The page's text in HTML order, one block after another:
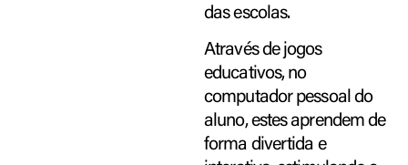
das escolas.
Através de jogos
educativos, no
computador pessoal do
aluno, estes aprendem de
forma divertida e